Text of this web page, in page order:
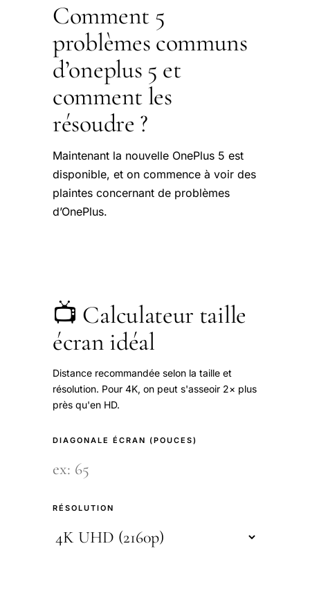
Comment 5
problèmes communs
d’oneplus 5 et
comment les
résoudre ?
Maintenant la nouvelle OnePlus 5 est
disponible, et on commence à voir des
plaintes concernant de problèmes
d’OnePlus.
📺 Calculateur taille
écran idéal
Distance recommandée selon la taille et
résolution. Pour 4K, on peut s'asseoir 2× plus
près qu'en HD.
DIAGONALE ÉCRAN (POUCES)
RÉSOLUTION